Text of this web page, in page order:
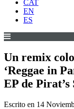
CAT
EN
ES
Un remix
‘Reggae in
EP de Pirat’s
Escrito en 14